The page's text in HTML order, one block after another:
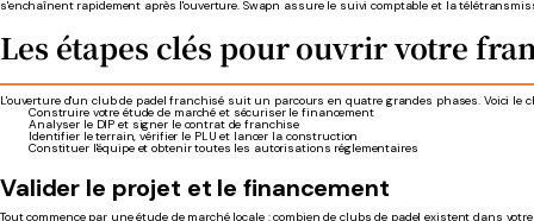
s'enchaînent rapidement après l'ouverture. Swapn assure le suivi comptable et la
Les étapes clés pour ouvrir votre
L'ouverture d'un club de padel franchisé suit un parcours en quatre grandes phases. Voici le
Construire votre étude de marché et sécuriser le financement
Analyser le DIP et signer le contrat de franchise
Identifier le terrain, vérifier le PLU et lancer la construction
Constituer l'équipe et obtenir toutes les autorisations réglementaires
Valider le projet et le financement
Tout commence par une étude de marché locale : combien de clubs de padel existent dans